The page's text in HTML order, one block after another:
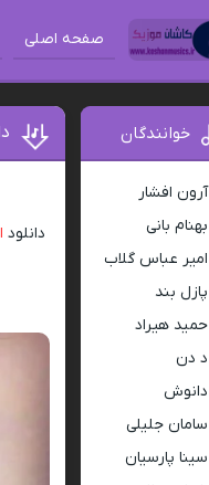
صفحه اصلی
دانلود
خوانندگان
آرون افشار
بهنام بانی
امیر عباس گلاب
پازل بند
حمید هیراد
د دن
دانوش
سامان جلیلی
سینا پارسیان